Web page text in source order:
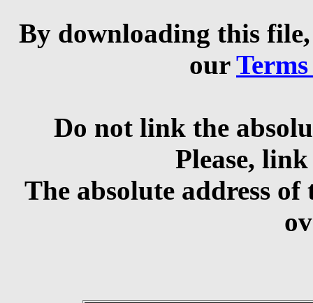
By downloading this
our
Do not link the
Please,
The absolute address